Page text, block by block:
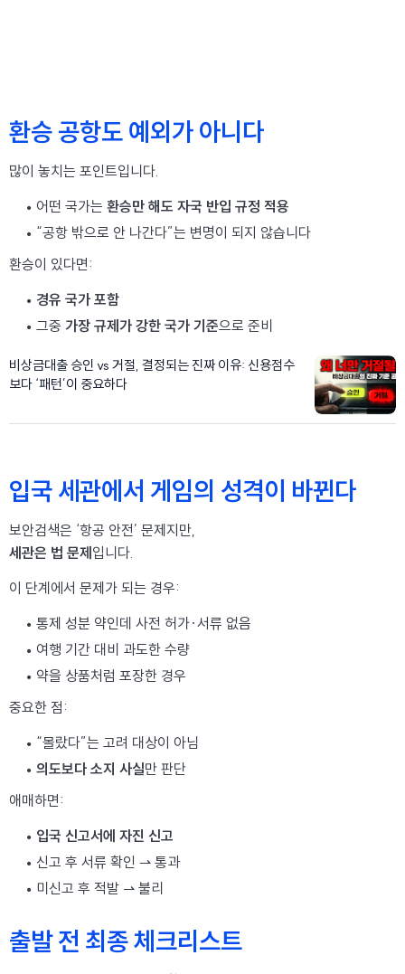
환승 공항도 예외가 아니다
많이 놓치는 포인트입니다.
어떤 국가는 환승만 해도 자국 반입 규정 적용
“공항 밖으로 안 나간다”는 변명이 되지 않습니다
환승이 있다면:
경유 국가 포함
그중 가장 규제가 강한 국가 기준으로 준비
비상금대출 승인 vs 거절, 결정되는 진짜 이유: 신용점수
보다 ‘패턴’이 중요하다
입국 세관에서 게임의 성격이 바뀐다
보안검색은 ‘항공 안전’ 문제지만,
세관은 법 문제 입니다.
이 단계에서 문제가 되는 경우:
통제 성분 약인데 사전 허가·서류 없음
여행 기간 대비 과도한 수량
약을 상품처럼 포장한 경우
중요한 점:
“몰랐다”는 고려 대상이 아님
의도보다 소지 사실만 판단
애매하면:
입국 신고서에 자진 신고
신고 후 서류 확인 ⇀ 통과
미신고 후 적발 ⇀ 불리
출발 전 최종 체크리스트